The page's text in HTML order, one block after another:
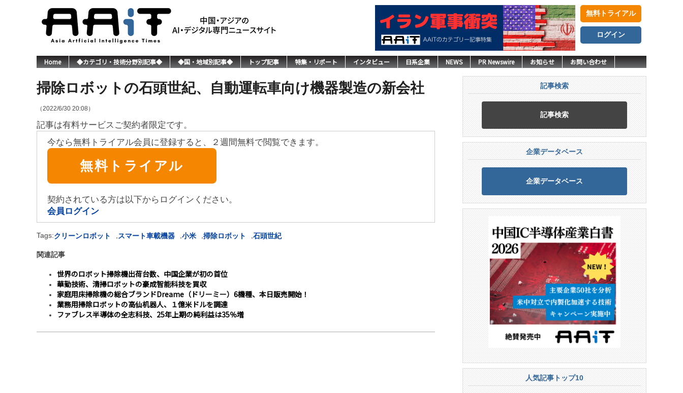
無料トライアル
ログイン
Home ◆カテゴリ・技術分野別記事◆ ◆国・地域別記事◆ トップ記事 特集・リポート インタビュー 日系企業 NEWS PR Newswire お知らせ お問い合わせ
掃除ロボットの石頭世紀、自動運転車向け機器製造の新会社
（2022/6/30 20:08）
記事は有料サービスご契約者限定です。
今なら無料トライアル会員に登録すると、２週間無料で閲覧できます。
無料トライアル
契約されている方は以下からログインください。
会員ログイン
Tags:クリーンロボット スマート車載機器 小米 掃除ロボット 石頭世紀
関連記事
世界のロボット掃除機出荷台数、中国企業が初の首位
華勤技術、清掃ロボットの豪成智能科技を買収
家庭用床掃除機の総合ブランドDreame（ドリーミー）6機種、本日販売開始！
業務用掃除ロボットの高仙机器人、１億米ドルを調達
ファブレス半導体の全志科技、25年上期の純利益は35％増
記事検索
記事検索
企業データベース
企業データベース
人気記事トップ10